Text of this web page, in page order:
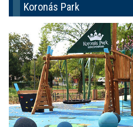
Koronás Park